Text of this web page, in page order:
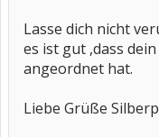
Lasse dich nicht
es ist gut ,dass
angeordnet hat.
Liebe Grüße